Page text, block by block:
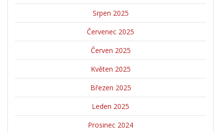
Srpen 2025
Červenec 2025
Červen 2025
Květen 2025
Březen 2025
Leden 2025
Prosinec 2024